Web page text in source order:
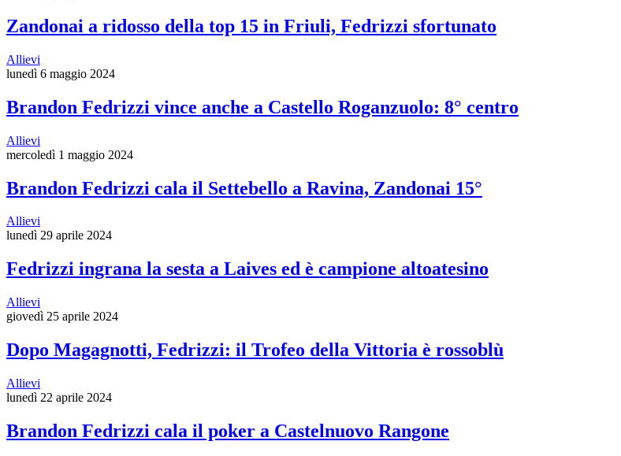
Zandonai a ridosso della top 15 in Friuli, Fedrizzi sfortunato
Allievi
lunedì 6 maggio 2024
Brandon Fedrizzi vince anche a Castello Roganzuolo: 8° centro
Allievi
mercoledì 1 maggio 2024
Brandon Fedrizzi cala il Settebello a Ravina, Zandonai 15°
Allievi
lunedì 29 aprile 2024
Fedrizzi ingrana la sesta a Laives ed è campione altoatesino
Allievi
giovedì 25 aprile 2024
Dopo Magagnotti, Fedrizzi: il Trofeo della Vittoria è rossoblù
Allievi
lunedì 22 aprile 2024
Brandon Fedrizzi cala il poker a Castelnuovo Rangone